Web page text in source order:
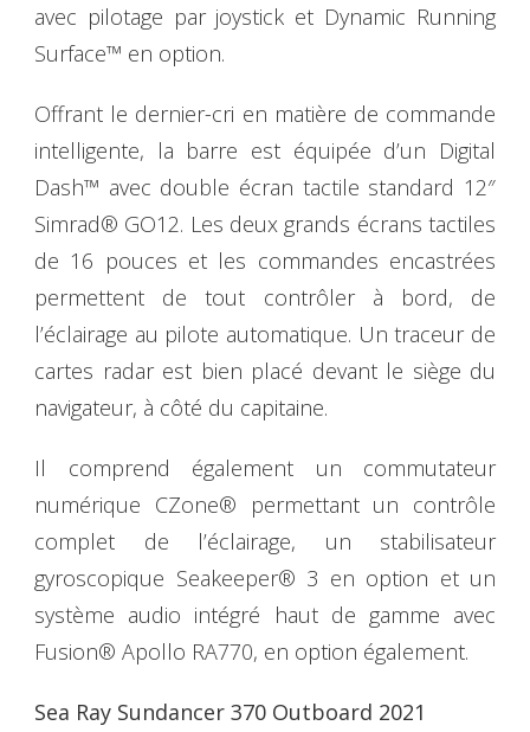
avec pilotage par joystick et Dynamic Running
Surface™ en option.
Offrant le dernier-cri en matière de commande
intelligente, la barre est équipée d’un Digital
Dash™ avec double écran tactile standard 12″
Simrad® GO12. Les deux grands écrans tactiles
de 16 pouces et les commandes encastrées
permettent de tout contrôler à bord, de
l’éclairage au pilote automatique. Un traceur de
cartes radar est bien placé devant le siège du
navigateur, à côté du capitaine.
Il comprend également un commutateur
numérique CZone® permettant un contrôle
complet de l’éclairage, un stabilisateur
gyroscopique Seakeeper® 3 en option et un
système audio intégré haut de gamme avec
Fusion® Apollo RA770, en option également.
Sea Ray Sundancer 370 Outboard 2021